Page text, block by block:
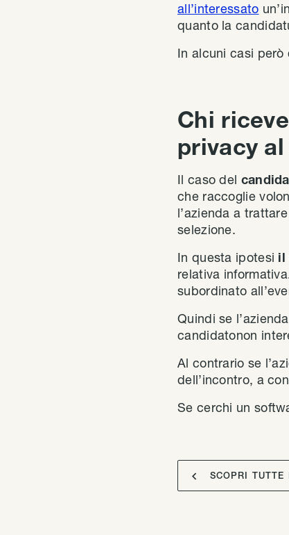
all’interessato
quanto la
In alcuni casi
Chi
privacy
Il caso del
che raccoglie
l’azienda a
selezione.
In questa ipotesi il
relativa
subordinato
Quindi se
candidatonon
Al contrario se
dell’incontro, a
Se cerchi un
 SCOPRI TUTTE